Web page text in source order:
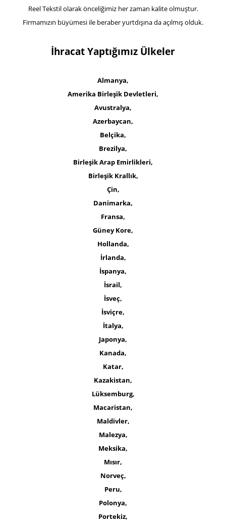
Reel Tekstil olarak önceliğimiz her zaman kalite olmuştur.
Firmamızın büyümesi ile beraber yurtdışına da açılmış olduk.
İhracat Yaptığımız Ülkeler
Almanya,
Amerika Birleşik Devletleri,
Avustralya,
Azerbaycan,
Belçika,
Brezilya,
Birleşik Arap Emirlikleri,
Birleşik Krallık,
Çin,
Danimarka,
Fransa,
Güney Kore,
Hollanda,
İrlanda,
İspanya,
İsrail,
İsveç,
İsviçre,
İtalya,
Japonya,
Kanada,
Katar,
Kazakistan,
Lüksemburg,
Macaristan,
Maldivler,
Malezya,
Meksika,
Mısır,
Norveç,
Peru,
Polonya,
Portekiz,